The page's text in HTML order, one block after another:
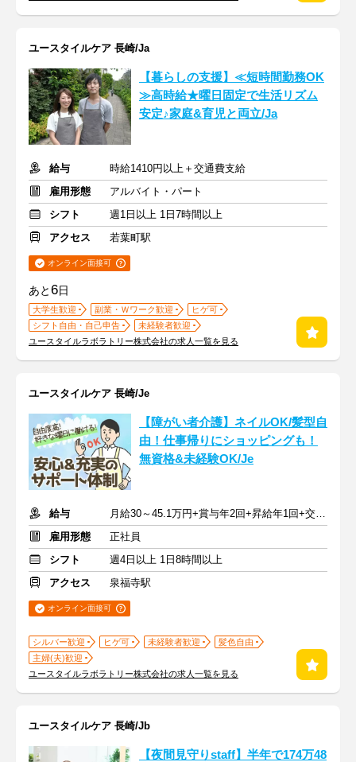
ユースタイルケア 長崎/Ja
【暮らしの支援】≪短時間勤務OK
≫高時給★曜日固定で生活リズム
安定♪家庭&育児と両立/Ja
給与
時給1410円以上＋交通費支給
雇用形態
アルバイト・パート
シフト
週1日以上 1日7時間以上
アクセス
若葉町駅
オンライン面接可
あと6日
大学生歓迎 副業・Ｗワーク歓迎
ヒゲ可
シフト自由・自己申告
未経験者歓迎
ユースタイルラボラトリー株式会社の求人一覧を見る
ユースタイルケア 長崎/Je
【障がい者介護】ネイルOK/髪型自
由！仕事帰りにショッピングも！
無資格&未経験OK/Je
給与
月給30～45.1万円+賞与年2回+昇給年1回+交通費全額
雇用形態
正社員
シフト
週4日以上 1日8時間以上
アクセス
泉福寺駅
オンライン面接可
シルバー歓迎 ヒゲ可 未経験者歓迎
髪色自由
主婦(夫)歓迎
ユースタイルラボラトリー株式会社の求人一覧を見る
ユースタイルケア 長崎/Jb
【夜間見守りstaff】半年で174万48